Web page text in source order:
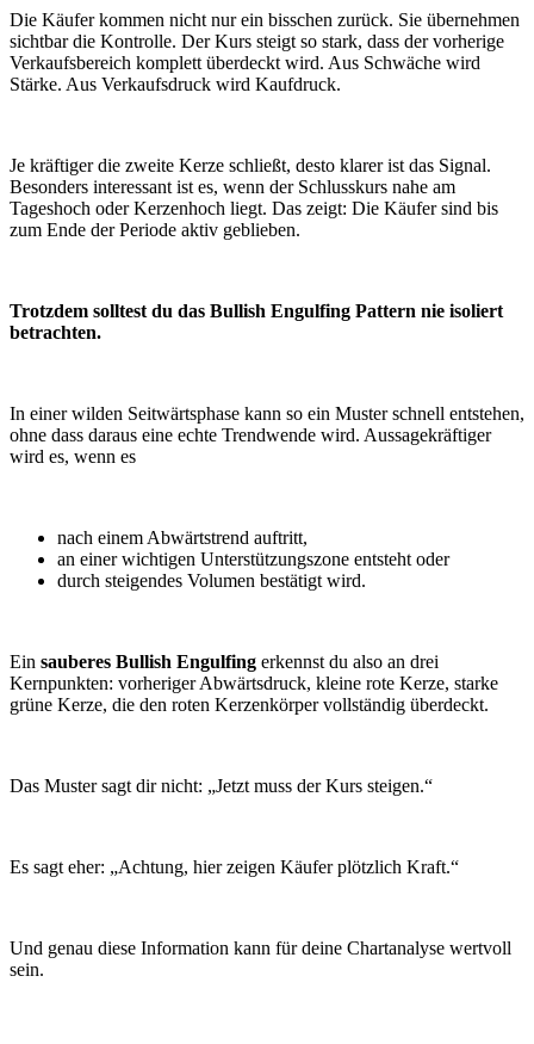
Die Käufer kommen nicht nur ein bisschen zurück. Sie übernehmen
sichtbar die Kontrolle. Der Kurs steigt so stark, dass der vorherige
Verkaufsbereich komplett überdeckt wird. Aus Schwäche wird
Stärke. Aus Verkaufsdruck wird Kaufdruck.
Je kräftiger die zweite Kerze schließt, desto klarer ist das Signal.
Besonders interessant ist es, wenn der Schlusskurs nahe am
Tageshoch oder Kerzenhoch liegt. Das zeigt: Die Käufer sind bis
zum Ende der Periode aktiv geblieben.
Trotzdem solltest du das Bullish Engulfing Pattern nie isoliert
betrachten.
In einer wilden Seitwärtsphase kann so ein Muster schnell entstehen,
ohne dass daraus eine echte Trendwende wird. Aussagekräftiger
wird es, wenn es
nach einem Abwärtstrend auftritt,
an einer wichtigen Unterstützungszone entsteht oder
durch steigendes Volumen bestätigt wird.
Ein sauberes Bullish Engulfing erkennst du also an drei
Kernpunkten: vorheriger Abwärtsdruck, kleine rote Kerze, starke
grüne Kerze, die den roten Kerzenkörper vollständig überdeckt.
Das Muster sagt dir nicht: „Jetzt muss der Kurs steigen.“
Es sagt eher: „Achtung, hier zeigen Käufer plötzlich Kraft.“
Und genau diese Information kann für deine Chartanalyse wertvoll
sein.